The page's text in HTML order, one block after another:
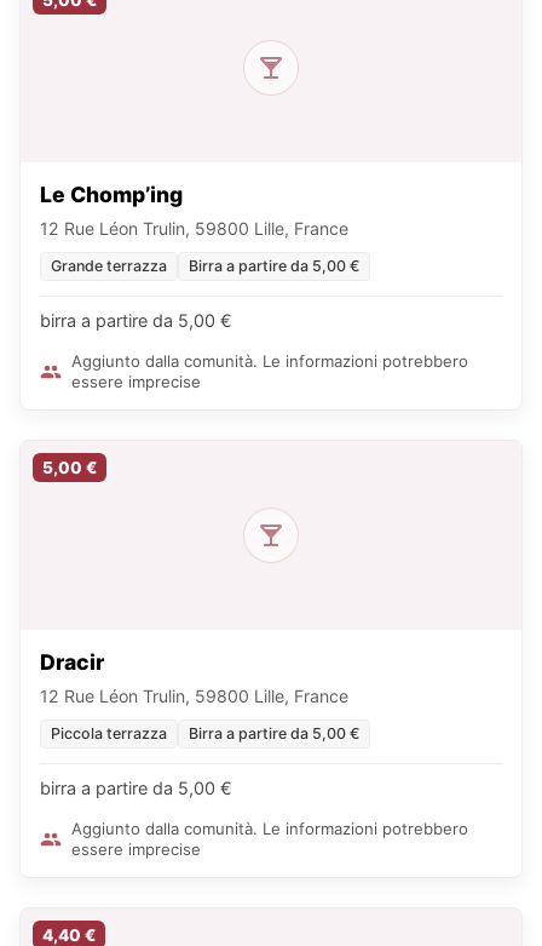
Le Chomp’ing
12 Rue Léon Trulin, 59800 Lille, France
Grande terrazza Birra a partire da 5,00 €
birra a partire da 5,00 €
Aggiunto dalla comunità. Le informazioni potrebbero
essere imprecise
5,00 €
Dracir
12 Rue Léon Trulin, 59800 Lille, France
Piccola terrazza Birra a partire da 5,00 €
birra a partire da 5,00 €
Aggiunto dalla comunità. Le informazioni potrebbero
essere imprecise
4,40 €